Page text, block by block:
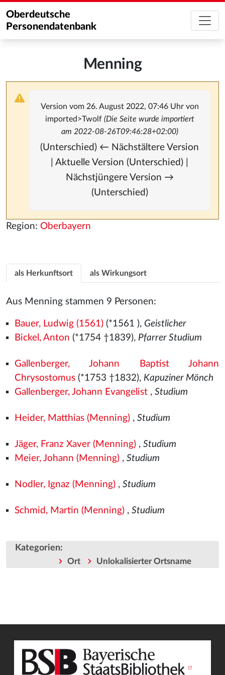
Oberdeutsche
Personendatenbank
Menning
Version vom 26. August 2022, 07:46 Uhr von
imported>Twolf (Die Seite wurde importiert
am 2022-08-26T09:46:28+02:00)
(Unterschied) ← Nächstältere Version
| Aktuelle Version (Unterschied) |
Nächstjüngere Version →
(Unterschied)
Region: Oberbayern
als Herkunftsort als Wirkungsort
Aus Menning stammen 9 Personen:
Bauer, Ludwig (1561)(*1561 ), Geistlicher
Bickel, Anton (*1754 †1839), Pfarrer Studium
Gallenberger, Johann Baptist Johann
Chrysostomus(*1753 †1832), Kapuziner Mönch
Gallenberger, Johann Evangelist, Studium
Heider, Matthias (Menning), Studium
Jäger, Franz Xaver (Menning), Studium
Meier, Johann (Menning), Studium
Nodler, Ignaz (Menning), Studium
Schmid, Martin (Menning), Studium
Kategorien:
Ort Unlokalisierter Ortsname